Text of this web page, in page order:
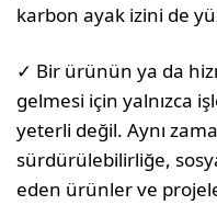
karbon ayak izini de
✓ Bir ürünün ya da
gelmesi için yalnızca
yeterli değil. Aynı
sürdürülebilirliğe,
eden ürünler ve